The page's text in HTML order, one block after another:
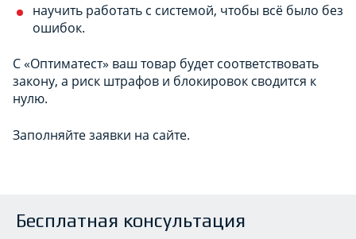
научить работать с системой, чтобы всё было без
ошибок.
С «Оптиматест» ваш товар будет соответствовать
закону, а риск штрафов и блокировок сводится к
нулю.
Заполняйте заявки на сайте.
Бесплатная консультация